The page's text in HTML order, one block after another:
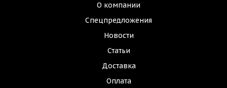
О компании
Спецпредложения
Новости
Статьи
Доставка
Оплата